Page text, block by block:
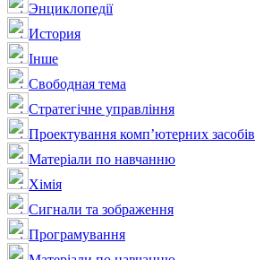
Энциклопедії
История
Інше
Свободная тема
Стратегічне управління
Проектування комп’ютерних засобів
Матеріали по навчанню
Хімія
Сигнали та зображення
Програмування